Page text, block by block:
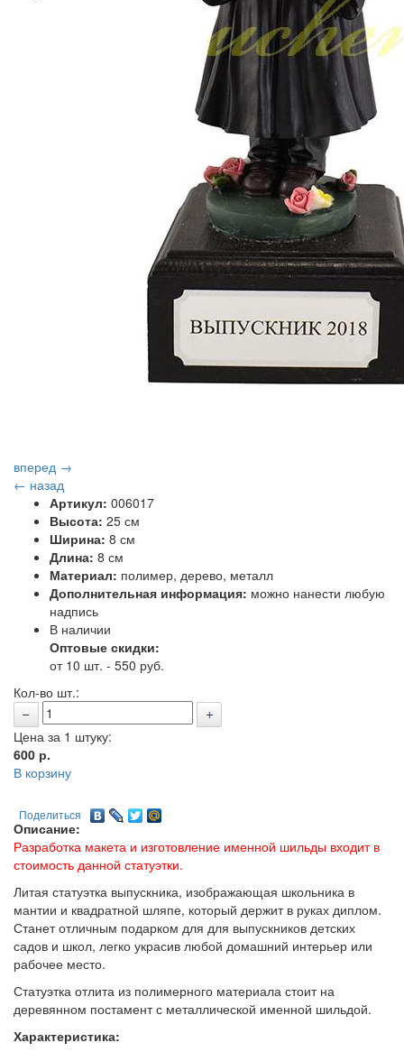
вперед →
← назад
Артикул: 006017
Высота: 25 см
Ширина: 8 см
Длина: 8 см
Материал: полимер, дерево, металл
Дополнительная информация: можно нанести любую
надпись
В наличии
Оптовые скидки:
от 10 шт. - 550 руб.
Кол-во шт.:
Цена за 1 штуку:
600 р.
В корзину
Поделиться
Описание:
Разработка макета и изготовление именной шильды входит в
стоимость данной статуэтки.
Литая статуэтка выпускника, изображающая школьника в
мантии и квадратной шляпе, который держит в руках диплом.
Станет отличным подарком для для выпускников детских
садов и школ, легко украсив любой домашний интерьер или
рабочее место.
Статуэтка отлита из полимерного материала стоит на
деревянном постамент с металлической именной шильдой.
Характеристика: